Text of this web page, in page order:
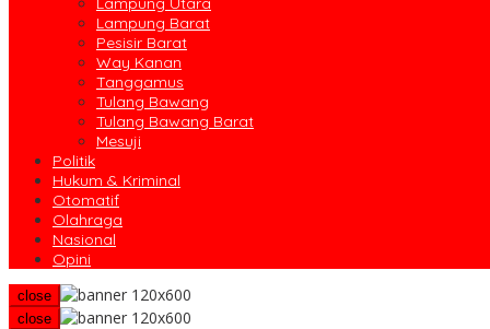
Lampung Barat
Pesisir Barat
Way Kanan
Tanggamus
Tulang Bawang
Tulang Bawang Barat
Mesuji
Politik
Hukum & Kriminal
Otomatif
Olahraga
Nasional
Opini
close
close